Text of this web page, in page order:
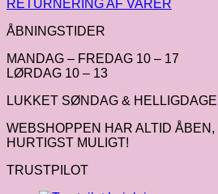
RETURNERING AF VARER
ÅBNINGSTIDER
MANDAG – FREDAG 10 – 17
LØRDAG 10 – 13
LUKKET SØNDAG &
WEBSHOPPEN HAR ALTID
HURTIGST MULIGT!
TRUSTPILOT